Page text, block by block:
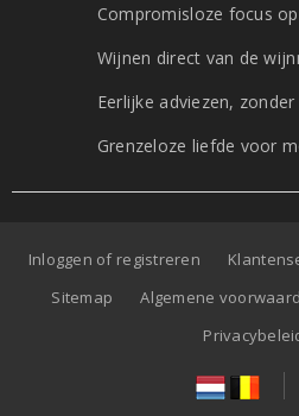
Compromisloze focus
Wijnen direct van de
Eerlijke adviezen,
Grenzeloze liefde voor
Inloggen of registreren
Sitemap
Algemene